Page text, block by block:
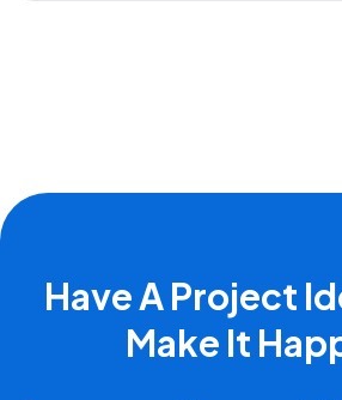
Have A Project
Make It